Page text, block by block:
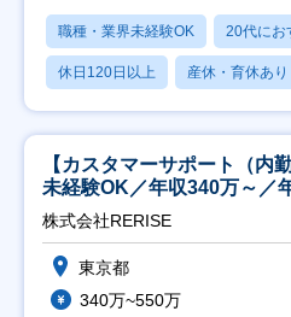
職種・業界未経験OK 20代にお
休日120日以上 産休・育休あり
【カスタマーサポート（内
未経験OK／年収340万～／
株式会社RERISE
東京都
340万~550万